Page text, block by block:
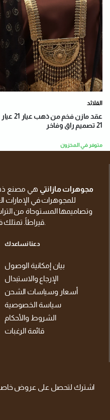
القلائد
عقد مازن فخم من ذهب عيار 21 عيار
21 تصميم راقٍ وفاخر
متوفر في المخزون
مجوهرات مازانتي هي مصنع
للمجوهرات في الإمارات
دعنا نساعدك
بيان إمكانية الوصول
الإرجاع والاستبدال
أسعار وسياسات الشحن
سياسة الخصوصية
الشروط والأحكام
قائمة الرغبات
اشترك لتحصل على عروض